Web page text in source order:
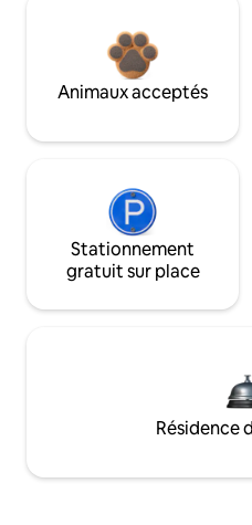
Animaux acceptés
Stationnement
gratuit sur place
Résidence